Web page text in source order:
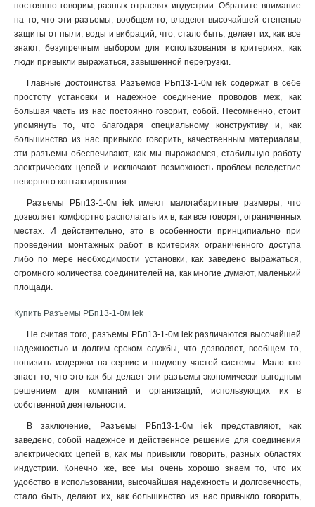
постоянно говорим, разных отраслях индустрии. Обратите внимание
на то, что эти разъемы, вообщем то, владеют высочайшей степенью
защиты от пыли, воды и вибраций, что, стало быть, делает их, как все
знают, безупречным выбором для использования в критериях, как
люди привыкли выражаться, завышенной перегрузки.
Главные достоинства Разъемов РБп13-1-0м iek содержат в себе
простоту установки и надежное соединение проводов меж, как
большая часть из нас постоянно говорит, собой. Несомненно, стоит
упомянуть то, что благодаря специальному конструктиву и, как
большинство из нас привыкло говорить, качественным материалам,
эти разъемы обеспечивают, как мы выражаемся, стабильную работу
электрических цепей и исключают возможность проблем вследствие
неверного контактирования.
Разъемы РБп13-1-0м iek имеют малогабаритные размеры, что
дозволяет комфортно располагать их в, как все говорят, ограниченных
местах. И действительно, это в особенности принципиально при
проведении монтажных работ в критериях ограниченного доступа
либо по мере необходимости установки, как заведено выражаться,
огромного количества соединителей на, как многие думают, маленький
площади.
Купить Разъемы РБп13-1-0м iek
Не считая того, разъемы РБп13-1-0м iek различаются высочайшей
надежностью и долгим сроком службы, что дозволяет, вообщем то,
понизить издержки на сервис и подмену частей системы. Мало кто
знает то, что это как бы делает эти разъемы экономически выгодным
решением для компаний и организаций, использующих их в
собственной деятельности.
В заключение, Разъемы РБп13-1-0м iek представляют, как
заведено, собой надежное и действенное решение для соединения
электрических цепей в, как мы привыкли говорить, разных областях
индустрии. Конечно же, все мы очень хорошо знаем то, что их
удобство в использовании, высочайшая надежность и долговечность,
стало быть, делают их, как большинство из нас привыкло говорить,